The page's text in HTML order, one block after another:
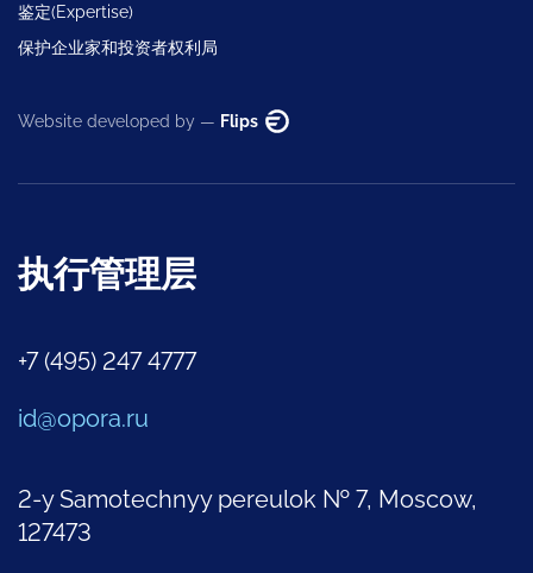
鉴定(Expertise)
保护企业家和投资者权利局
Website developed by — Flips
执行管理层
+7 (495) 247 4777
id@opora.ru
2-y Samotechnyy pereulok № 7, Moscow,
127473